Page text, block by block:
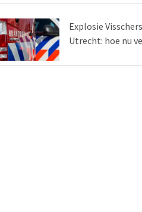
Explosie
Utrecht: hoe nu